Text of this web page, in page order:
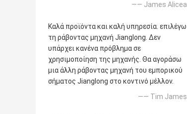
—— James Alicea
Καλά προϊόντα και καλή υπηρεσία. επιλέγω
τη ράβοντας μηχανή Jianglong. Δεν
υπάρχει κανένα πρόβλημα σε
χρησιμοποίηση της μηχανής. Θα αγοράσω
μια άλλη ράβοντας μηχανή του εμπορικού
σήματος Jianglong στο κοντινό μέλλον.
—— Tim James